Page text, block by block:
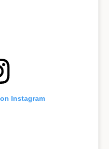
Instagram